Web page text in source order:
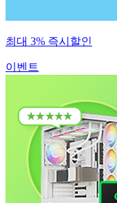
최대 3% 즉시할인
이벤트